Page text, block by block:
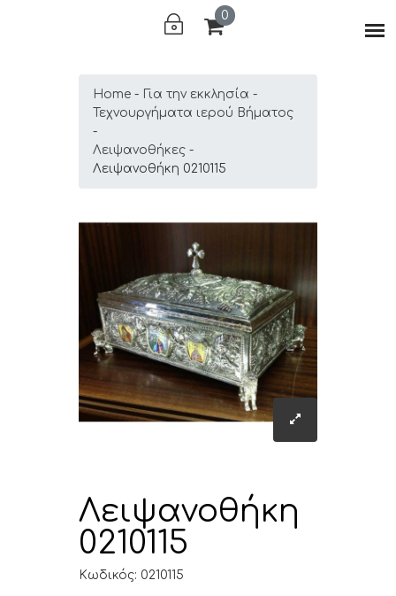
0
Home
Για την εκκλησία
Τεχνουργήματα ιερού Βήματος
Λειψανοθήκες
Λειψανοθήκη 0210115
Λειψανοθήκη
0210115
Κωδικός: 0210115